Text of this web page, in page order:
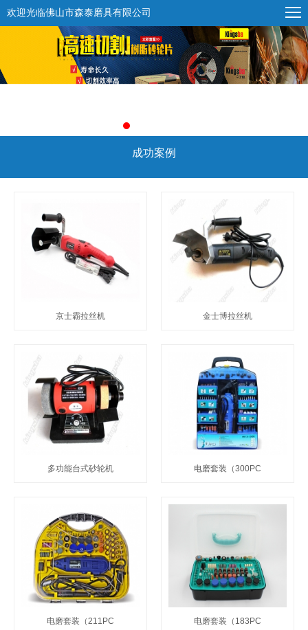
欢迎光临佛山市森泰磨具有限公司
成功案例
京士霸拉丝机 金士博拉丝机
多功能台式砂轮机 电磨套装（300PC
电磨套装（211PC 电磨套装（183PC